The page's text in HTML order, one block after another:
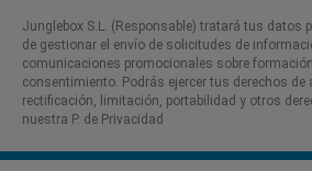
Junglebox S.L. (Responsable) tratará tus datos
de gestionar el envío de solicitudes de
comunicaciones promocionales sobre
consentimiento. Podrás ejercer tus derechos de
rectificación, limitación, portabilidad y otros
nuestra P. de Privacidad​